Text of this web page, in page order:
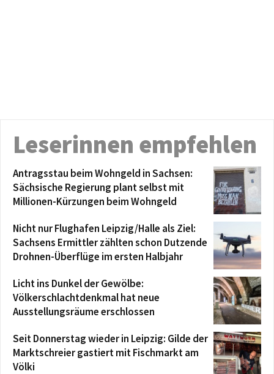
Leserinnen empfehlen
Antragsstau beim Wohngeld in Sachsen:
Sächsische Regierung plant selbst mit
Millionen-Kürzungen beim Wohngeld
Nicht nur Flughafen Leipzig/Halle als Ziel:
Sachsens Ermittler zählten schon Dutzende
Drohnen-Überflüge im ersten Halbjahr
Licht ins Dunkel der Gewölbe:
Völkerschlachtdenkmal hat neue
Ausstellungsräume erschlossen
Seit Donnerstag wieder in Leipzig: Gilde der
Marktschreier gastiert mit Fischmarkt am
Völki